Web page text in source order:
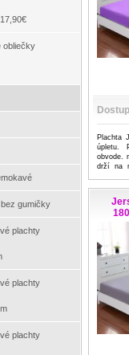
obliečky
gumičky
plachty
plachty
plachty
Plachta
úpletu.
obvode.
drží na